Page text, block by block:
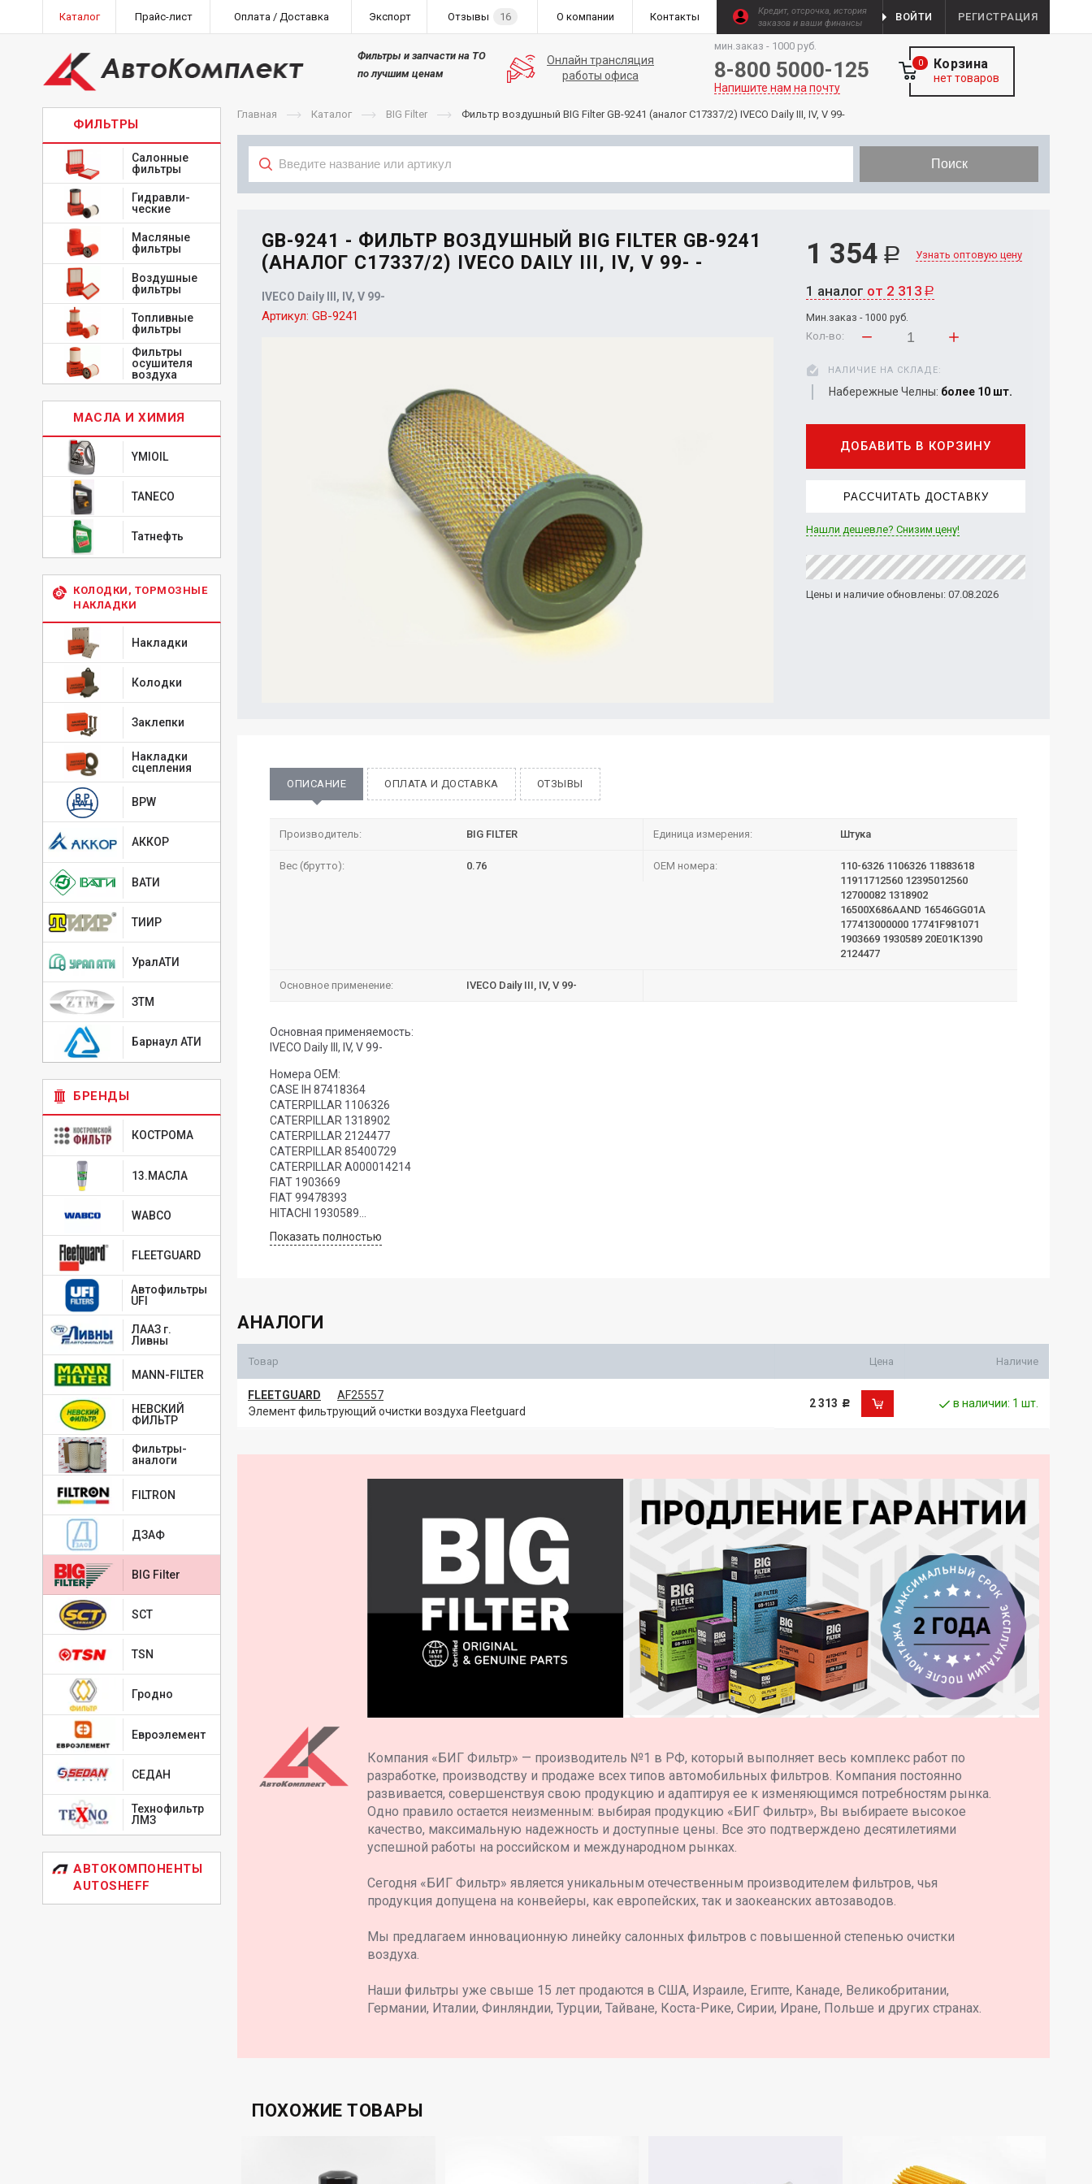
Каталог Прайс-лист Оплата / Доставка Экспорт Отзывы 16 О компании Контакты
Кредит, отсрочка, история
заказов и ваши финансы
ВОЙТИ РЕГИСТРАЦИЯ
Фильтры и запчасти на ТО
по лучшим ценам
Онлайн трансляция
работы офиса
мин.заказ - 1000 руб.
8-800 5000-125
Напишите нам на почту
Корзина
0
нет товаров
ФИЛЬТРЫ
Салонные
фильтры
Гидравли-
ческие
Масляные
фильтры
Воздушные
фильтры
Топливные
фильтры
Фильтры
осушителя
воздуха
МАСЛА И ХИМИЯ
YMIOIL
TANECO
Татнефть
КОЛОДКИ, ТОРМОЗНЫЕ
НАКЛАДКИ
Накладки
Колодки
Заклепки
Накладки
сцепления
BPW
АККОР
ВАТИ
ТИИР
УралАТИ
ЗТМ
Барнаул АТИ
БРЕНДЫ
КОСТРОМА
13.МАСЛА
WABCO
FLEETGUARD
Автофильтры
UFI
ЛААЗ г.
Ливны
MANN-FILTER
НЕВСКИЙ
ФИЛЬТР
Фильтры-
аналоги
FILTRON
ДЗАФ
BIG Filter
SCT
TSN
Гродно
Евроэлемент
СЕДАН
Технофильтр
ЛМЗ
АВТОКОМПОНЕНТЫ
AUTOSHEFF
Главная Каталог BIG Filter Фильтр воздушный BIG Filter GB-9241 (аналог C17337/2) IVECO Daily III, IV, V 99-
Поиск
GB-9241 - ФИЛЬТР ВОЗДУШНЫЙ BIG FILTER GB-9241
(АНАЛОГ C17337/2) IVECO DAILY III, IV, V 99- -
IVECO Daily III, IV, V 99-
Артикул: GB-9241
1 354 Р Узнать оптовую цену
1 аналог от 2 313 Р
Мин.заказ - 1000 руб.
Кол-во:
НАЛИЧИЕ НА СКЛАДЕ:
Набережные Челны: более 10 шт.
ДОБАВИТЬ В КОРЗИНУ
РАССЧИТАТЬ ДОСТАВКУ
Нашли дешевле? Снизим цену!
Цены и наличие обновлены: 07.08.2026
ОПИСАНИЕ ОПЛАТА И ДОСТАВКА ОТЗЫВЫ
Производитель: BIG FILTER Единица измерения: Штука
Вес (брутто): 0.76 OEM номера:
110-6326 1106326 11883618
11911712560 12395012560
12700082 1318902
16500X686AAND 16546GG01A
177413000000 17741F981071
1903669 1930589 20E01K1390
2124477
Основное применение: IVECO Daily III, IV, V 99-
Основная применяемость:
IVECO Daily III, IV, V 99-
Номера OEM:
CASE IH 87418364
CATERPILLAR 1106326
CATERPILLAR 1318902
CATERPILLAR 2124477
CATERPILLAR 85400729
CATERPILLAR A000014214
FIAT 1903669
FIAT 99478393
HITACHI 1930589
HITACHI 2640237011
HITACHI 4486002
IVECO 8041642
IVECO 500038750
IVECO 500040951
IVECO 99478393
JOHN DEERE AT169911
JOHN DEERE ER263097
KOMATSU 20E01K1390
KOMATSU 848101144
KOMATSU 848101189
KUBOTA 5970026110
KUBOTA 5970026112
KUBOTA 7200003195
KUBOTA 85970026112
KUBOTA HW59T26110
LIEBHERR 7619404
NISSAN 16500X686AAND
Показать полностью
АНАЛОГИ
Товар Цена Наличие
FLEETGUARD
AF25557
Элемент фильтрующий очистки воздуха Fleetguard
2 313 Р в наличии: 1 шт.
Компания «БИГ Фильтр» — производитель №1 в РФ, который выполняет весь комплекс работ по
разработке, производству и продаже всех типов автомобильных фильтров. Компания постоянно
развивается, совершенствуя свою продукцию и адаптируя ее к изменяющимся потребностям рынка.
Одно правило остается неизменным: выбирая продукцию «БИГ Фильтр», Вы выбираете высокое
качество, максимальную надежность и доступные цены. Все это подтверждено десятилетиями
успешной работы на российском и международном рынках.
Сегодня «БИГ Фильтр» является уникальным отечественным производителем фильтров, чья
продукция допущена на конвейеры, как европейских, так и заокеанских автозаводов.
Мы предлагаем инновационную линейку салонных фильтров с повышенной степенью очистки
воздуха.
Наши фильтры уже свыше 15 лет продаются в США, Израиле, Египте, Канаде, Великобритании,
Германии, Италии, Финляндии, Турции, Тайване, Коста-Рике, Сирии, Иране, Польше и других странах.
ПОХОЖИЕ ТОВАРЫ